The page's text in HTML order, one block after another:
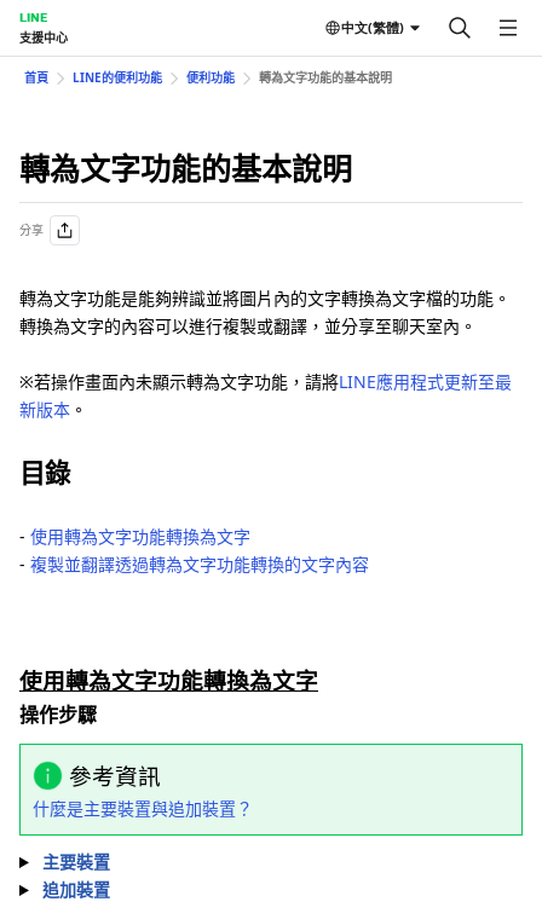
LINE
支援中心
中文(繁體)
首頁 LINE的便利功能 便利功能 轉為文字功能的基本說明
轉為文字功能的基本說明
分享
轉為文字功能是能夠辨識並將圖片內的文字轉換為文字檔的功能。
轉換為文字的內容可以進行複製或翻譯，並分享至聊天室內。
※若操作畫面內未顯示轉為文字功能，請將LINE應用程式更新至最
新版本 。
目錄
- 使用轉為文字功能轉換為文字
- 複製並翻譯透過轉為文字功能轉換的文字內容
使用轉為文字功能轉換為文字
操作步驟
參考資訊
什麼是主要裝置與追加裝置？
主要裝置
追加裝置